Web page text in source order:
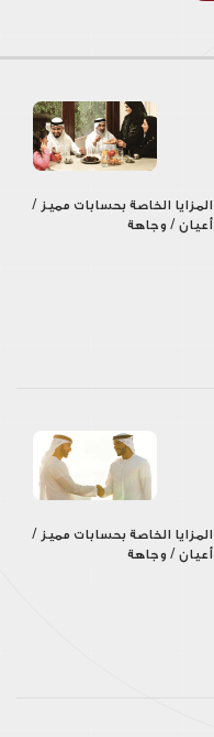
المزايا الخاصة بحسابات مميز /
أعيان / وجاهة
المزايا الخاصة بحسابات مميز /
أعيان / وجاهة